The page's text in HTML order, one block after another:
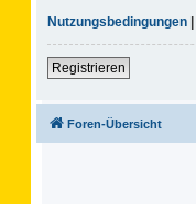
Nutzungsbedingungen |
Registrieren
Foren-Übersicht